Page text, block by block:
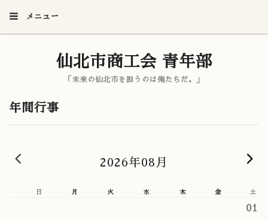
メニュー
仙北市商工会 青年部
「未来の仙北市を担うのは俺たちだ。」
年間行事
2026年08月
日 月 火 水 木 金 土
01